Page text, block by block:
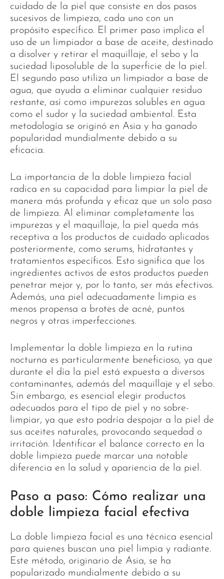
cuidado de la piel que consiste en dos pasos
sucesivos de limpieza, cada uno con un
propósito específico. El primer paso implica el
uso de un limpiador a base de aceite, destinado
a disolver y retirar el maquillaje, el sebo y la
suciedad liposoluble de la superficie de la piel.
El segundo paso utiliza un limpiador a base de
agua, que ayuda a eliminar cualquier residuo
restante, así como impurezas solubles en agua
como el sudor y la suciedad ambiental. Esta
metodología se originó en Asia y ha ganado
popularidad mundialmente debido a su
eficacia.
La importancia de la doble limpieza facial
radica en su capacidad para limpiar la piel de
manera más profunda y eficaz que un solo paso
de limpieza. Al eliminar completamente las
impurezas y el maquillaje, la piel queda más
receptiva a los productos de cuidado aplicados
posteriormente, como serums, hidratantes y
tratamientos específicos. Esto significa que los
ingredientes activos de estos productos pueden
penetrar mejor y, por lo tanto, ser más efectivos.
Además, una piel adecuadamente limpia es
menos propensa a brotes de acné, puntos
negros y otras imperfecciones.
Implementar la doble limpieza en la rutina
nocturna es particularmente beneficioso, ya que
durante el día la piel está expuesta a diversos
contaminantes, además del maquillaje y el sebo.
Sin embargo, es esencial elegir productos
adecuados para el tipo de piel y no sobre-
limpiar, ya que esto podría despojar a la piel de
sus aceites naturales, provocando sequedad o
irritación. Identificar el balance correcto en la
doble limpieza puede marcar una notable
diferencia en la salud y apariencia de la piel.
Paso a paso: Cómo realizar una
doble limpieza facial efectiva
La doble limpieza facial es una técnica esencial
para quienes buscan una piel limpia y radiante.
Este método, originario de Asia, se ha
popularizado mundialmente debido a su